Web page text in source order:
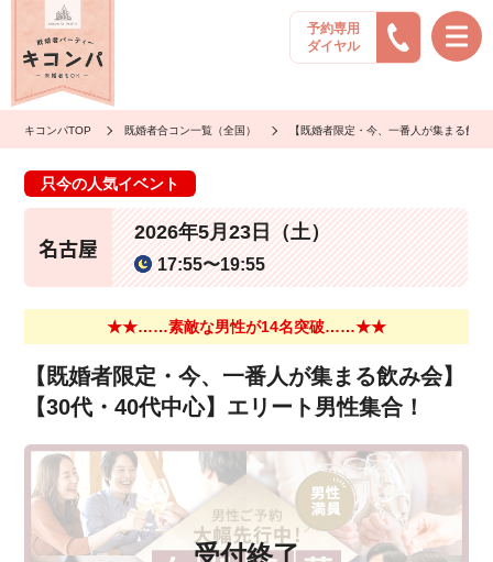
予約専用
ダイヤル
キコンパTOP 既婚者合コン一覧（全国） 【既婚者限定・今、一番人が集まる飲
只今の人気イベント
名古屋
2026年5月23日（土）
17:55〜19:55
★★……素敵な男性が14名突破……★★
【既婚者限定・今、一番人が集まる飲み会】
【30代・40代中心】エリート男性集合！
受付終了